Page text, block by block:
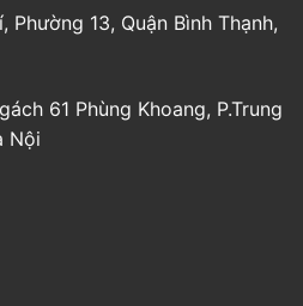
Phường 13, Quận Bình Thạnh,
61 Phùng Khoang, P.Trung
Nội